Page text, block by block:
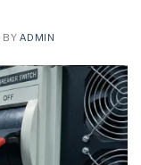
BY ADMIN